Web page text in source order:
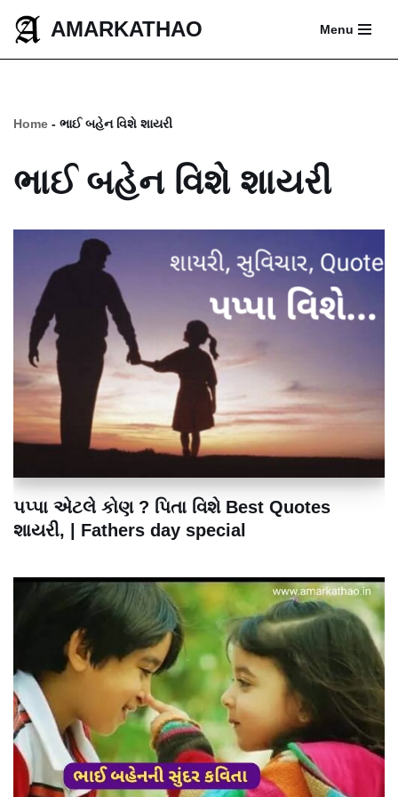
Skip
AMARKATHAO Menu
Home - ભાઈ બહેન વિશે શાયરી
ભાઈ બહેન વિશે શાયરી
પપ્પા એટલે કોણ ? પિતા વિશે Best Quotes
શાયરી, | Fathers day special